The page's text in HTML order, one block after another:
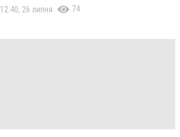
12:40, 26 липня 74